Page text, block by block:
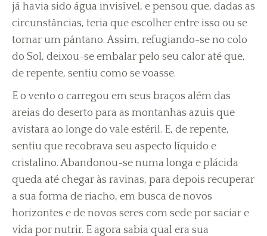
já havia sido água invisível, e pensou que, dadas as
circunstâncias, teria que escolher entre isso ou se
tornar um pântano. Assim, refugiando-se no colo
do Sol, deixou-se embalar pelo seu calor até que,
de repente, sentiu como se voasse.
E o vento o carregou em seus braços além das
areias do deserto para as montanhas azuis que
avistara ao longe do vale estéril. E, de repente,
sentiu que recobrava seu aspecto líquido e
cristalino. Abandonou-se numa longa e plácida
queda até chegar às ravinas, para depois recuperar
a sua forma de riacho, em busca de novos
horizontes e de novos seres com sede por saciar e
vida por nutrir. E agora sabia qual era sua